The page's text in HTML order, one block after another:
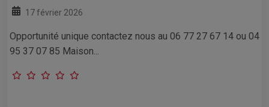
17 février 2026
Opportunité unique contactez nous au 06 77 27 67 14 ou 04
95 37 07 85 Maison...